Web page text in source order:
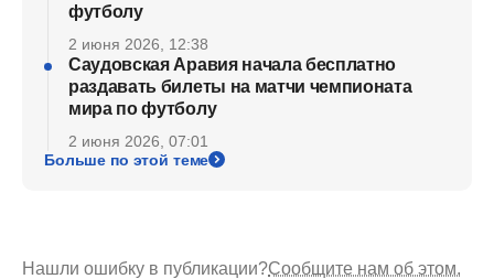
футболу
2 июня 2026, 12:38
Саудовская Аравия начала бесплатно
раздавать билеты на матчи чемпионата
мира по футболу
2 июня 2026, 07:01
Больше по этой теме
Нашли ошибку в публикации?Сообщите нам об этом.